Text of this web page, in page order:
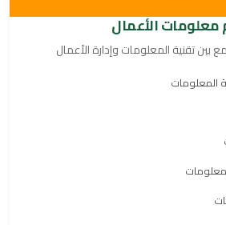
الأعمال
بين تقنية المعلومات وإدارة الأعمال
المعلومات